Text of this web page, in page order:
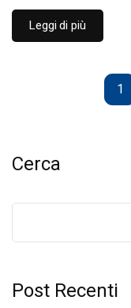
Leggi di più
1
Cerca
Post Recenti